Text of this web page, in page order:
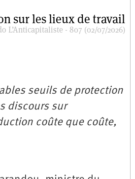
sur les lieux de travail
L’Anticapitaliste - 807 (02/07/2026)
seuils de protection
discours sur
coûte que coûte,